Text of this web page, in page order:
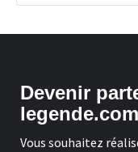
Devenir
legende.com
Vous souhaitez